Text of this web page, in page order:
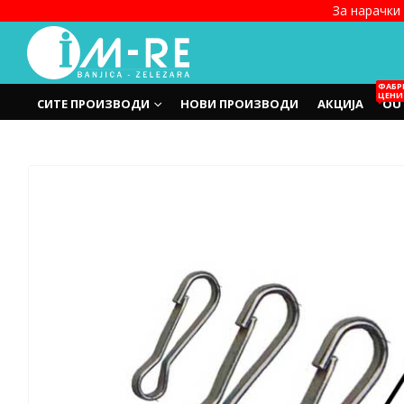
За
СИТЕ ПРОИЗВОДИ НОВИ ПРОИЗВОДИ АКЦИЈА
ЦЕНИ